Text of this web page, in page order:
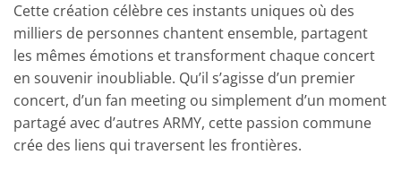
Cette création célèbre ces instants uniques où des
milliers de personnes chantent ensemble, partagent
les mêmes émotions et transforment chaque concert
en souvenir inoubliable. Qu’il s’agisse d’un premier
concert, d’un fan meeting ou simplement d’un moment
partagé avec d’autres ARMY, cette passion commune
crée des liens qui traversent les frontières.